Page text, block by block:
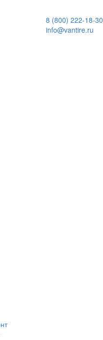
8 (800) 222-18-30
info@vantire.ru